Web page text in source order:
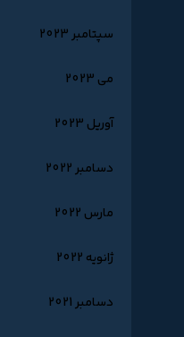
سپتامبر 2023
می 2023
آوریل 2023
دسامبر 2022
مارس 2022
ژانویه 2022
دسامبر 2021